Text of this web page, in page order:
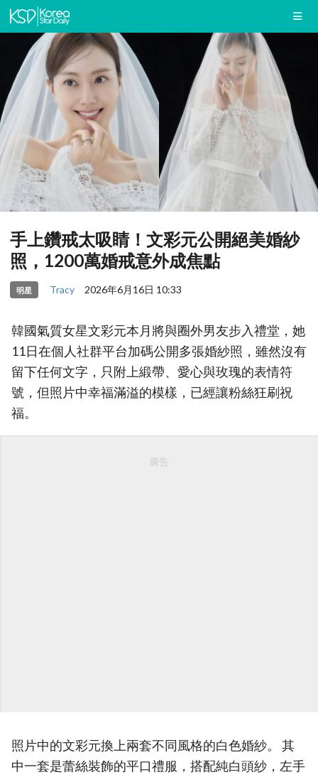
手上鑽戒太吸睛！文彩元公開絕美婚紗
照，1200萬婚戒意外成焦點
明星 Tracy 2026年6月16日 10:33
韓國氣質女星文彩元本月將與圈外男友步入禮堂，她
11日在個人社群平台加碼公開多張婚紗照，雖然沒有
留下任何文字，只附上緞帶、愛心與玫瑰的表情符
號，但照片中幸福滿溢的模樣，已經讓粉絲狂刷祝
福。
廣告
照片中的文彩元換上兩套不同風格的白色婚紗。 其
中一套是蕾絲裝飾的平口禮服，搭配純白頭紗，左手